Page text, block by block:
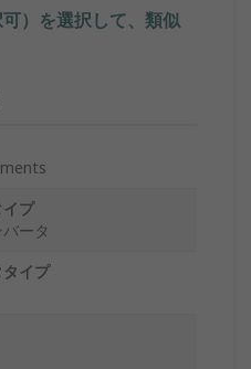
）を選択して、類似
プ
ータ
イプ